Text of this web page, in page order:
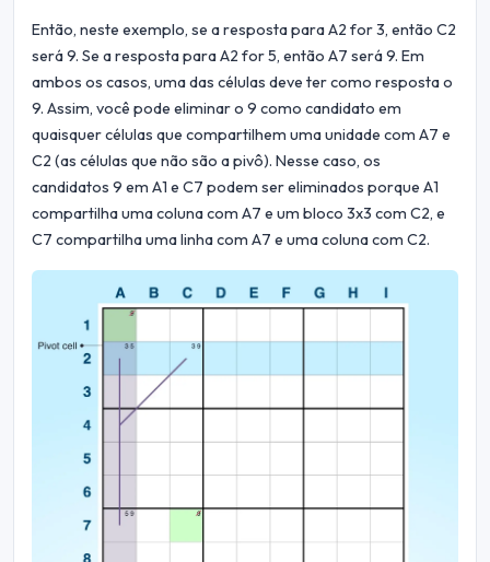
Então, neste exemplo, se a resposta para A2 for 3, então C2
será 9. Se a resposta para A2 for 5, então A7 será 9. Em
ambos os casos, uma das células deve ter como resposta o
9. Assim, você pode eliminar o 9 como candidato em
quaisquer células que compartilhem uma unidade com A7 e
C2 (as células que não são a pivô). Nesse caso, os
candidatos 9 em A1 e C7 podem ser eliminados porque A1
compartilha uma coluna com A7 e um bloco 3x3 com C2, e
C7 compartilha uma linha com A7 e uma coluna com C2.